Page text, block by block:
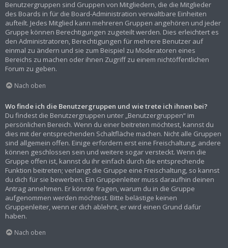
Benutzergruppen sind Gruppen von Mitgliedern, die die Mitglieder
des Boards in für die Board-Administration verwaltbare Einheiten
aufteilt. Jedes Mitglied kann mehreren Gruppen angehören und jeder
Gruppe können Berechtigungen zugeteilt werden. Dies erleichtert es
den Administratoren, Berechtigungen für mehrere Benutzer auf
einmal zu ändern und sie zum Beispiel zu Moderatoren eines
Bereichs zu machen oder ihnen Zugriff zu einem nichtöffentlichen
Forum zu geben.
Nach oben
Wo finde ich die Benutzergruppen und wie trete ich ihnen bei?
Du findest die Benutzergruppen unter „Benutzergruppen“ im
persönlichen Bereich. Wenn du einer beitreten möchtest, kannst du
dies mit der entsprechenden Schaltfläche machen. Nicht alle Gruppen
sind allgemein offen. Einige erfordern erst eine Freischaltung, andere
können geschlossen sein und weitere sogar versteckt. Wenn die
Gruppe offen ist, kannst du ihr einfach durch die entsprechende
Funktion beitreten; verlangt die Gruppe eine Freischaltung, so kannst
du dich für sie bewerben. Ein Gruppenleiter muss daraufhin deinen
Antrag annehmen. Er könnte fragen, warum du in die Gruppe
aufgenommen werden möchtest. Bitte belästige keinen
Gruppenleiter, wenn er dich ablehnt, er wird einen Grund dafür
haben.
Nach oben